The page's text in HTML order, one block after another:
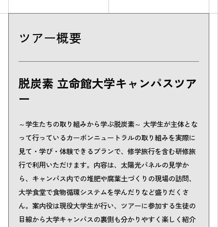
ツアー概要
脱炭素 立命館大学キャンパスツア
ー
～学生たちの取り組みから学ぶ脱炭素～ 大学生が主体とな
って行っているカーボンニュートラルの取り組みを実際に
見て・学び・体験できるプランで、修学旅行を含む研修旅
行で利用いただけます。内容は、太陽光パネルの見学か
ら、キャンパス内での堆肥や腐葉土づくりの現場の訪問、
大学食堂で食物循環システムを学んだりなど盛りだくさ
ん。案内役は現役大学生が行い、ツアーに参加する生徒の
目線から大学キャンパスの裏側も分かりやすく楽しく紹介